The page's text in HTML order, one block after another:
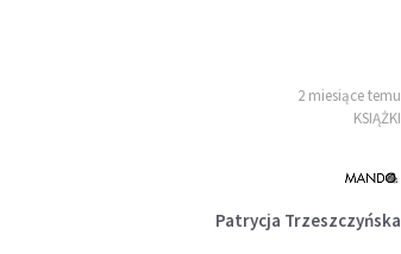
2 miesiące temu
KSIĄŻKI
Patrycja Trzeszczyńska